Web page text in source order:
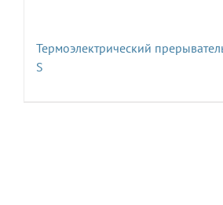
Термоэлектрический
S